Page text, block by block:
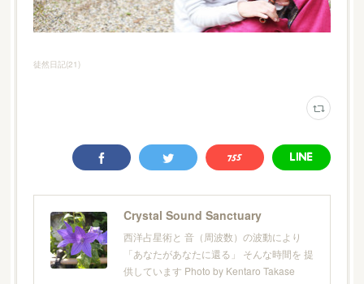
徒然日記(21)
Crystal Sound Sanctuary
西洋占星術と 音（周波数）の波動により
「あなたがあなたに還る」 そんな時間を 提
供しています Photo by Kentaro Takase